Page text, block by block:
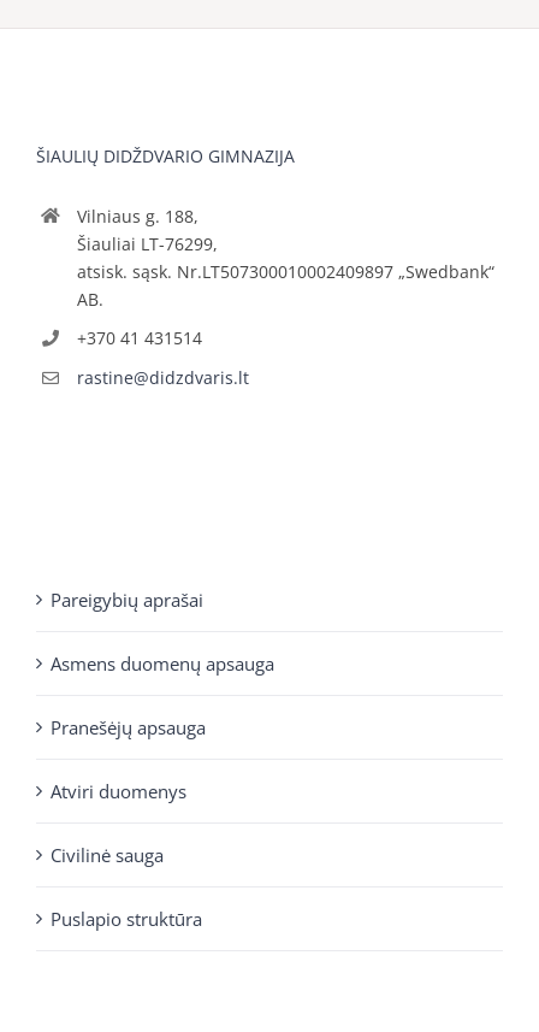
ŠIAULIŲ DIDŽDVARIO GIMNAZIJA
Vilniaus g. 188,
Šiauliai LT-76299,
atsisk. sąsk. Nr.LT507300010002409897 „Swedbank“
AB.
+370 41 431514
rastine@didzdvaris.lt
Pareigybių aprašai
Asmens duomenų apsauga
Pranešėjų apsauga
Atviri duomenys
Civilinė sauga
Puslapio struktūra